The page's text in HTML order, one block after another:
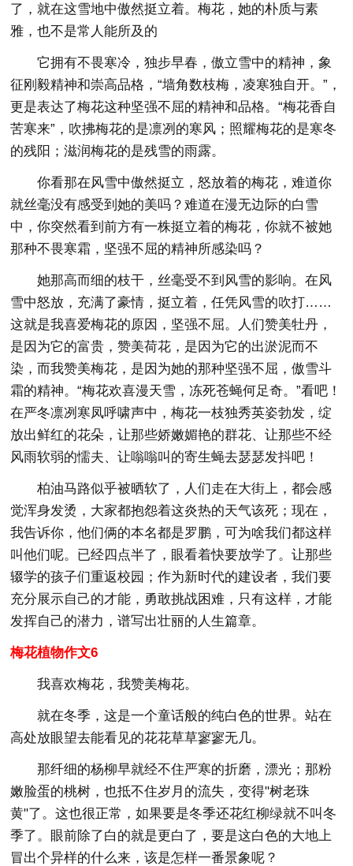
了，就在这雪地中傲然挺立着。梅花，她的朴质与素
雅，也不是常人能所及的
它拥有不畏寒冷，独步早春，傲立雪中的精神，象
征刚毅精神和崇高品格，“墙角数枝梅，凌寒独自开。”，
更是表达了梅花这种坚强不屈的精神和品格。“梅花香自
苦寒来”，吹拂梅花的是凛冽的寒风；照耀梅花的是寒冬
的残阳；滋润梅花的是残雪的雨露。
你看那在风雪中傲然挺立，怒放着的梅花，难道你
就丝毫没有感受到她的美吗？难道在漫无边际的白雪
中，你突然看到前方有一株挺立着的梅花，你就不被她
那种不畏寒霜，坚强不屈的精神所感染吗？
她那高而细的枝干，丝毫受不到风雪的影响。在风
雪中怒放，充满了豪情，挺立着，任凭风雪的吹打……
这就是我喜爱梅花的原因，坚强不屈。人们赞美牡丹，
是因为它的富贵，赞美荷花，是因为它的出淤泥而不
染，而我赞美梅花，是因为她的那种坚强不屈，傲雪斗
霜的精神。“梅花欢喜漫天雪，冻死苍蝇何足奇。”看吧！
在严冬凛冽寒凤呼啸声中，梅花一枝独秀英姿勃发，绽
放出鲜红的花朵，让那些娇嫩媚艳的群花、让那些不经
风雨软弱的懦夫、让嗡嗡叫的寄生蝇去瑟瑟发抖吧！
柏油马路似乎被晒软了，人们走在大街上，都会感
觉浑身发烫，大家都抱怨着这炎热的天气该死；现在，
我告诉你，他们俩的本名都是罗鹏，可为啥我们都这样
叫他们呢。已经四点半了，眼看着快要放学了。让那些
辍学的孩子们重返校园；作为新时代的建设者，我们要
充分展示自己的才能，勇敢挑战困难，只有这样，才能
发挥自己的潜力，谱写出壮丽的人生篇章。
梅花植物作文6
我喜欢梅花，我赞美梅花。
就在冬季，这是一个童话般的纯白色的世界。站在
高处放眼望去能看见的花花草草寥寥无几。
那纤细的杨柳早就经不住严寒的折磨，漂光；那粉
嫩脸蛋的桃树，也抵不住岁月的流失，变得"树老珠
黄"了。这也很正常，如果要是冬季还花红柳绿就不叫冬
季了。眼前除了白的就是更白了，要是这白色的大地上
冒出个异样的什么来，该是怎样一番景象呢？